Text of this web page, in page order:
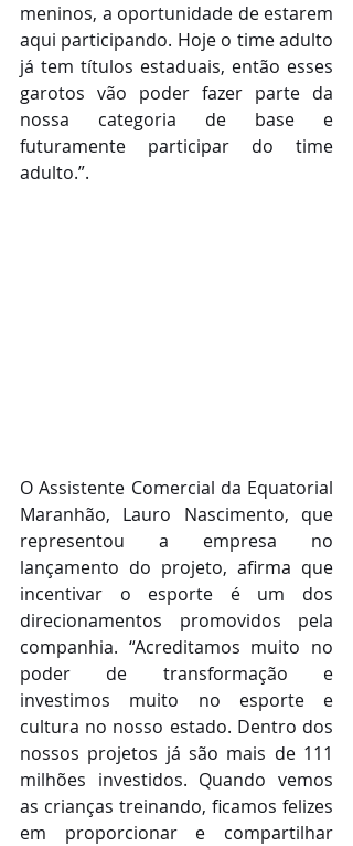
meninos, a oportunidade de estarem
aqui participando. Hoje o time adulto
já tem títulos estaduais, então esses
garotos vão poder fazer parte da
nossa categoria de base e
futuramente participar do time
adulto.”.
O Assistente Comercial da Equatorial
Maranhão, Lauro Nascimento, que
representou a empresa no
lançamento do projeto, afirma que
incentivar o esporte é um dos
direcionamentos promovidos pela
companhia. “Acreditamos muito no
poder de transformação e
investimos muito no esporte e
cultura no nosso estado. Dentro dos
nossos projetos já são mais de 111
milhões investidos. Quando vemos
as crianças treinando, ficamos felizes
em proporcionar e compartilhar